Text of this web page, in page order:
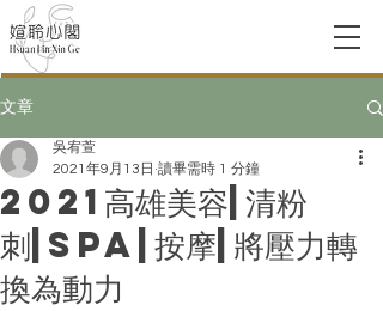
文章
2021高雄美容|清粉
刺|SPA|按摩|將壓力轉
換為動力
吳宥萱
2021年9月13日 讀畢需時 1 分鐘